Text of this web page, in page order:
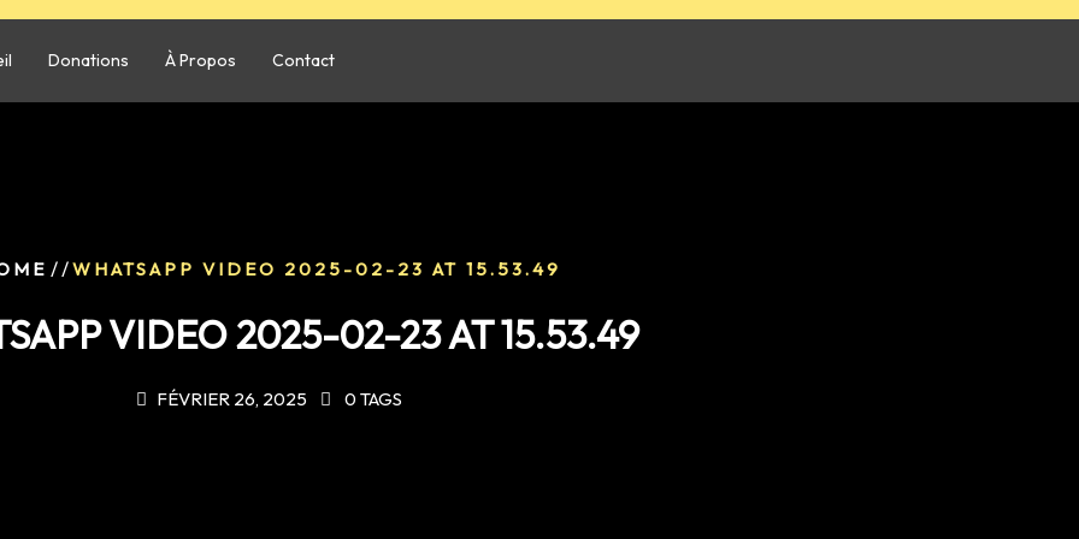
Donations À Propos Contact
/ /WHATSAPP VIDEO 2025-02-23 AT 15.53.49
VIDEO 2025-02-23 AT 15.53.49
FÉVRIER 26, 2025 0 TAGS